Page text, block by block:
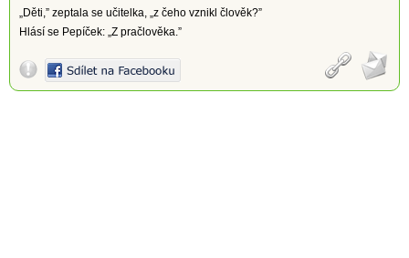
„Děti,” zeptala se učitelka, „z čeho vznikl člověk?”
Hlásí se Pepíček: „Z pračlověka.”